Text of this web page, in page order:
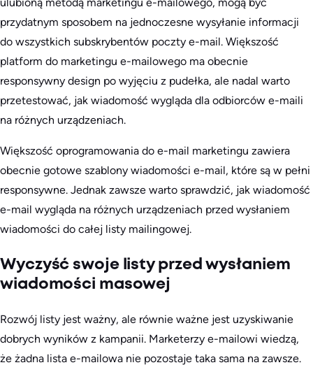
ulubioną metodą marketingu e-mailowego, mogą być
przydatnym sposobem na jednoczesne wysyłanie informacji
do wszystkich subskrybentów poczty e-mail. Większość
platform do marketingu e-mailowego ma obecnie
responsywny design po wyjęciu z pudełka, ale nadal warto
przetestować, jak wiadomość wygląda dla odbiorców e-maili
na różnych urządzeniach.
Większość oprogramowania do e-mail marketingu zawiera
obecnie gotowe szablony wiadomości e-mail, które są w pełni
responsywne. Jednak zawsze warto sprawdzić, jak wiadomość
e-mail wygląda na różnych urządzeniach przed wysłaniem
wiadomości do całej listy mailingowej.
Wyczyść swoje listy przed wysłaniem
wiadomości masowej
Rozwój listy jest ważny, ale równie ważne jest uzyskiwanie
dobrych wyników z kampanii. Marketerzy e-mailowi wiedzą,
że żadna lista e-mailowa nie pozostaje taka sama na zawsze.